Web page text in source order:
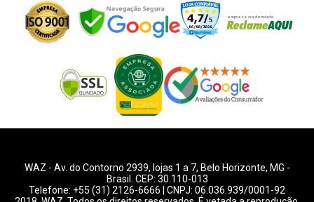
WAZ - Av. do Contorno 2939, lojas 1 a 7, Belo Horizonte, MG -
Brasil. CEP: 30.110-013
Telefone: +55 (31) 2126-6666 | CNPJ: 06.036.939/0001-92